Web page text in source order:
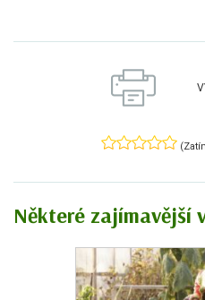
Některé zajímavější